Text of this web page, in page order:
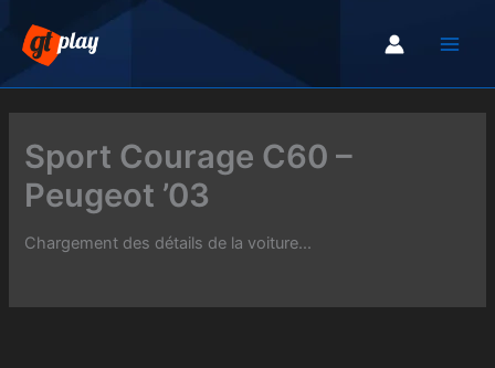
contenu
Sport Courage C60 –
Peugeot ’03
Chargement des détails de la voiture...